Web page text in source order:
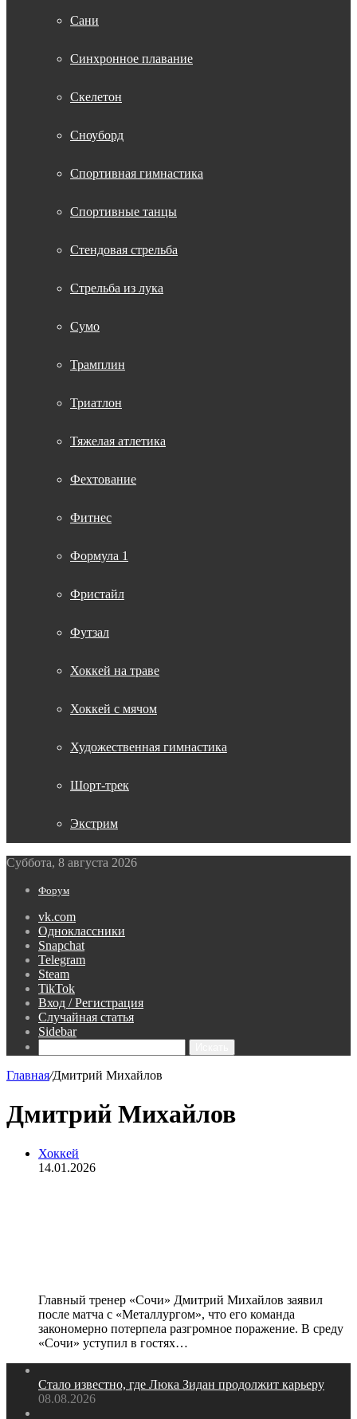
Сани
Синхронное плавание
Скелетон
Сноуборд
Спортивная гимнастика
Спортивные танцы
Стендовая стрельба
Стрельба из лука
Сумо
Трамплин
Триатлон
Тяжелая атлетика
Фехтование
Фитнес
Формула 1
Фристайл
Футзал
Хоккей на траве
Хоккей с мячом
Художественная гимнастика
Шорт-трек
Экстрим
Суббота, 8 августа 2026
Форум
vk.com
Одноклассники
Snapchat
Telegram
Steam
TikTok
Вход / Регистрация
Случайная статья
Sidebar
Главная/Дмитрий Михайлов
Дмитрий Михайлов
Хоккей
14.01.2026
Главный тренер «Сочи» Дмитрий Михайлов заявил
после матча с «Металлургом», что его команда
закономерно потерпела разгромное поражение. В среду
«Сочи» уступил в гостях…
Стало известно, где Люка Зидан продолжит карьеру
08.08.2026